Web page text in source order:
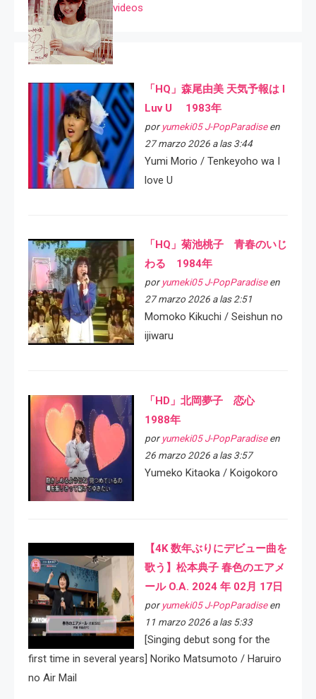
videos
「HQ」森尾由美 天気予報は I
Luv U 1983年
por yumeki05 J-PopParadiseen
27 marzo 2026 a las 3:44
Yumi Morio / Tenkeyoho wa I
love U
「HQ」菊池桃子 青春のいじ
わる 1984年
por yumeki05 J-PopParadiseen
27 marzo 2026 a las 2:51
Momoko Kikuchi / Seishun no
ijiwaru
「HD」北岡夢子 恋心
1988年
por yumeki05 J-PopParadiseen
26 marzo 2026 a las 3:57
Yumeko Kitaoka / Koigokoro
【4K 数年ぶりにデビュー曲を
歌う】松本典子 春色のエアメ
ール O.A. 2024 年 02月 17日
por yumeki05 J-PopParadiseen
11 marzo 2026 a las 5:33
[Singing debut song for the
first time in several years] Noriko Matsumoto / Haruiro
no Air Mail